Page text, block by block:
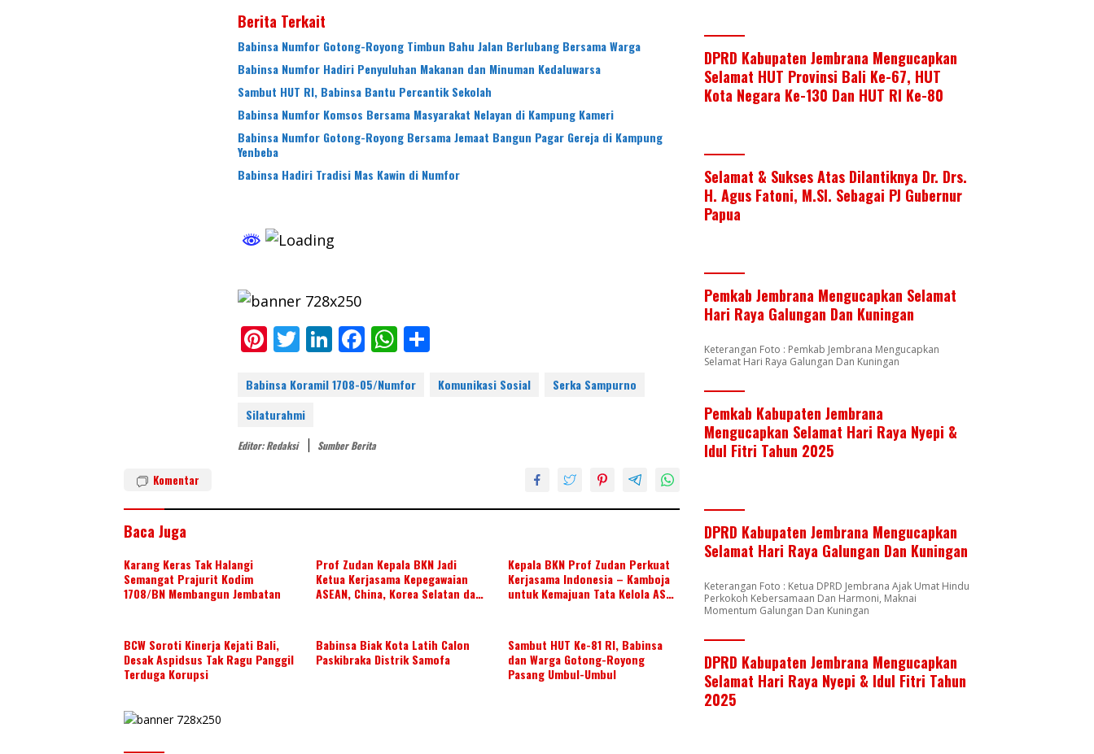
Berita Terkait
Babinsa Numfor Gotong-Royong Timbun Bahu Jalan Berlubang Bersama Warga
Babinsa Numfor Hadiri Penyuluhan Makanan dan Minuman Kedaluwarsa
Sambut HUT RI, Babinsa Bantu Percantik Sekolah
Babinsa Numfor Komsos Bersama Masyarakat Nelayan di Kampung Kameri
Babinsa Numfor Gotong-Royong Bersama Jemaat Bangun Pagar Gereja di Kampung
Yenbeba
Babinsa Hadiri Tradisi Mas Kawin di Numfor
Pi
nt
er
e
st
T
w
itt
er
Li
n
k
dI
F
ac
e
o
W
h
at ar
Babinsa Koramil 1708-05/Numfor Komunikasi Sosial
Serka Sampurno
Silaturahmi
Editor: Redaksi Sumber Berita
Komentar
Baca Juga
Karang Keras Tak Halangi
Semangat Prajurit Kodim
1708/BN Membangun Jembatan
Prof Zudan Kepala BKN Jadi
Ketua Kerjasama Kepegawaian
ASEAN, China, Korea Selatan dan
Kepala BKN Prof Zudan Perkuat
Kerjasama Indonesia – Kamboja
untuk Kemajuan Tata Kelola ASN
BCW Soroti Kinerja Kejati Bali,
Desak Aspidsus Tak Ragu Panggil
Terduga Korupsi
Babinsa Biak Kota Latih Calon
Paskibraka Distrik Samofa
Sambut HUT Ke-81 RI, Babinsa
dan Warga Gotong-Royong
Pasang Umbul-Umbul
DPRD Kabupaten Jembrana Mengucapkan
Selamat HUT Provinsi Bali Ke-67, HUT
Kota Negara Ke-130 Dan HUT RI Ke-80
Selamat & Sukses Atas Dilantiknya Dr. Drs.
H. Agus Fatoni, M.SI. Sebagai PJ Gubernur
Papua
Pemkab Jembrana Mengucapkan Selamat
Hari Raya Galungan Dan Kuningan
Keterangan Foto : Pemkab Jembrana Mengucapkan
Selamat Hari Raya Galungan Dan Kuningan
Pemkab Kabupaten Jembrana
Mengucapkan Selamat Hari Raya Nyepi &
Idul Fitri Tahun 2025
DPRD Kabupaten Jembrana Mengucapkan
Selamat Hari Raya Galungan Dan Kuningan
Keterangan Foto : Ketua DPRD Jembrana Ajak Umat Hindu
Perkokoh Kebersamaan Dan Harmoni, Maknai
Momentum Galungan Dan Kuningan
DPRD Kabupaten Jembrana Mengucapkan
Selamat Hari Raya Nyepi & Idul Fitri Tahun
2025